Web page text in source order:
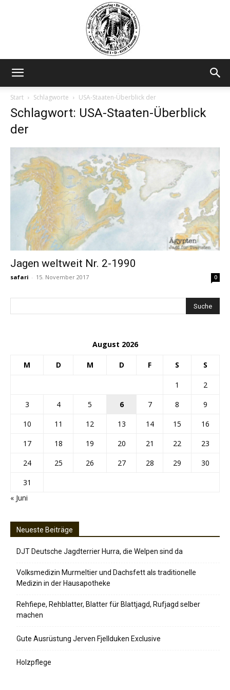
Start
Schlagworte USA-Staaten-Überblick der
Schlagwort: USA-Staaten-Überblick
der
Jagen weltweit Nr. 2-1990
safari - 15. November 2017 0
August 2026
M D M D F S S
1
2
3
4 5 6 7 8
9
10
11 12 13 14 15
16
17
18 19 20 21 22
23
24
25 26 27 28 29
30
31
« Juni
Neueste Beiträge
DJT Deutsche Jagdterrier Hurra, die Welpen sind da
Volksmedizin Murmeltier und Dachsfett als traditionelle
Medizin in der Hausapotheke
Rehfiepe, Rehblatter, Blatter für Blattjagd, Rufjagd selber
machen
Gute Ausrüstung Jerven Fjellduken Exclusive
Holzpflege